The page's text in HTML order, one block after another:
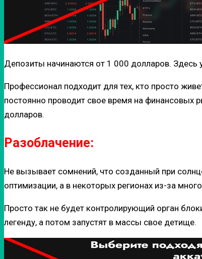
Депозиты начинаются от 1 000 долларов.
Профессионал подходит для тех, кто просто
постоянно проводит свое время на финансовых
долларов.
Разоблачение:
Не вызывает сомнений, что созданный при
оптимизации, а в некоторых регионах из-за
Просто так не будет контролирующий орган
легенду, а потом запустят в массы свое детище.